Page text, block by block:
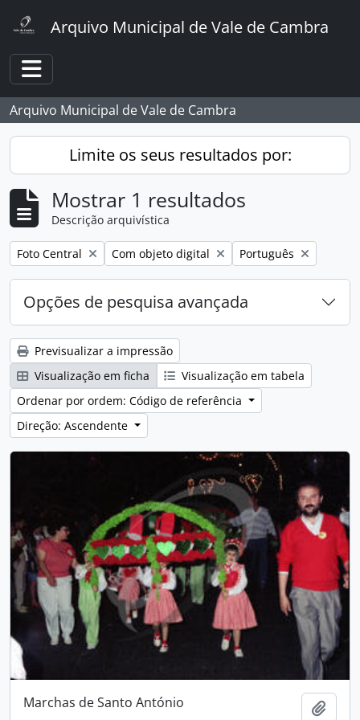
Arquivo Municipal de Vale de Cambra
Toggle navigation
Arquivo Municipal de Vale de Cambra
Limite os seus resultados por:
Mostrar 1 resultados
Descrição arquivística
Remover filtro:
Foto Central Remover filtro:
Com objeto digital Remover filtro:
Português
Opções de pesquisa avançada
Previsualizar a impressão
Visualização em ficha
Visualização em tabela
Ordenar por ordem: Código de referência
Direção: Ascendente
Marchas de Santo António